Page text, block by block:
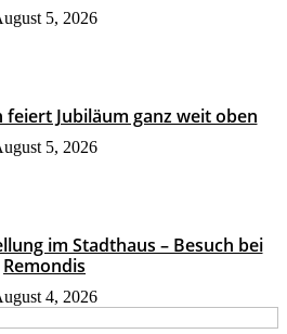
5, 2026
feiert Jubiläum ganz weit oben
5, 2026
im Stadthaus – Besuch bei
Remondis
4, 2026